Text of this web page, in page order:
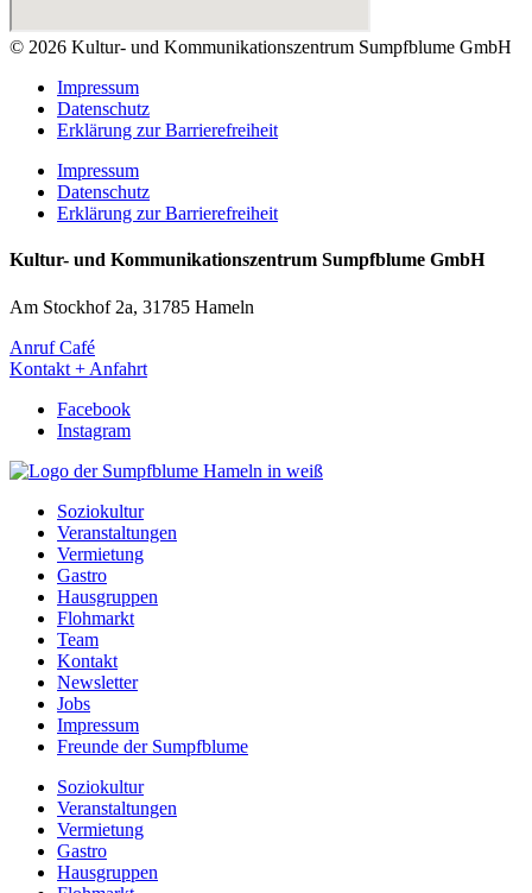
© 2026 Kultur- und Kommunikationszentrum Sumpfblume GmbH
Impressum
Datenschutz
Erklärung zur Barrierefreiheit
Impressum
Datenschutz
Erklärung zur Barrierefreiheit
Kultur- und Kommunikationszentrum Sumpfblume GmbH
Am Stockhof 2a, 31785 Hameln
Anruf Café
Kontakt + Anfahrt
Facebook
Instagram
Soziokultur
Veranstaltungen
Vermietung
Gastro
Hausgruppen
Flohmarkt
Team
Kontakt
Newsletter
Jobs
Impressum
Freunde der Sumpfblume
Soziokultur
Veranstaltungen
Vermietung
Gastro
Hausgruppen